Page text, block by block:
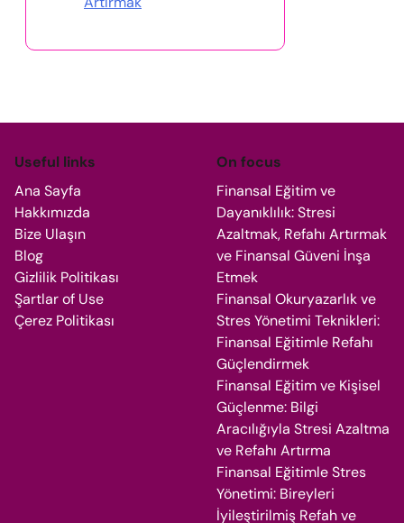
Useful links
Ana Sayfa
Hakkımızda
Bize Ulaşın
Blog
Gizlilik Politikası
Şartlar of Use
Çerez Politikası
On focus
Finansal Eğitim ve
Dayanıklılık: Stresi
Azaltmak, Refahı Artırmak
ve Finansal Güveni İnşa
Etmek
Finansal Okuryazarlık ve
Stres Yönetimi Teknikleri:
Finansal Eğitimle Refahı
Güçlendirmek
Finansal Eğitim ve Kişisel
Güçlenme: Bilgi
Aracılığıyla Stresi Azaltma
ve Refahı Artırma
Finansal Eğitimle Stres
Yönetimi: Bireyleri
İyileştirilmiş Refah ve